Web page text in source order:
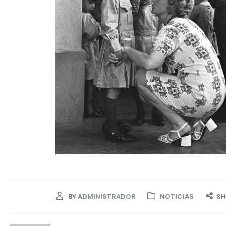
BYADMINISTRADOR NOTICIAS